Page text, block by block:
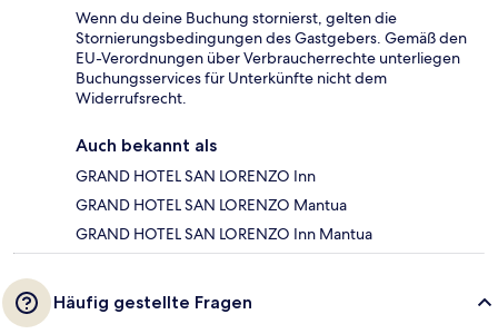
Wenn du deine Buchung stornierst, gelten die
Stornierungsbedingungen des Gastgebers. Gemäß den
EU-Verordnungen über Verbraucherrechte unterliegen
Buchungsservices für Unterkünfte nicht dem
Widerrufsrecht.
Auch bekannt als
GRAND HOTEL SAN LORENZO Inn
GRAND HOTEL SAN LORENZO Mantua
GRAND HOTEL SAN LORENZO Inn Mantua
Häufig gestellte Fragen